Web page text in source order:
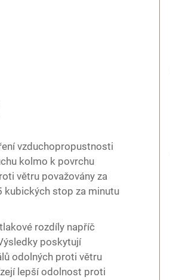
vzduchopropustnosti
kolmo k povrchu
větru považovány za
kubických stop za minutu
rozdíly napříč
poskytují
odolných proti větru
lepší odolnost proti